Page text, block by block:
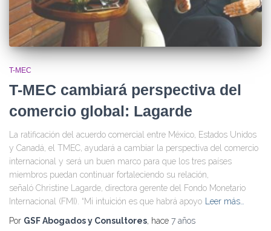
T-MEC
T-MEC cambiará perspectiva del
comercio global: Lagarde
La ratificación del acuerdo comercial entre México, Estados Unidos
y Canadá, el TMEC, ayudará a cambiar la perspectiva del comercio
internacional y será un buen marco para que los tres países
miembros puedan continuar fortaleciendo su relación,
señaló Christine Lagarde, directora gerente del Fondo Monetario
Internacional (FMI). “Mi intuición es que habrá apoyo
Leer más…
Por GSF Abogados y Consultores, hace 7 años